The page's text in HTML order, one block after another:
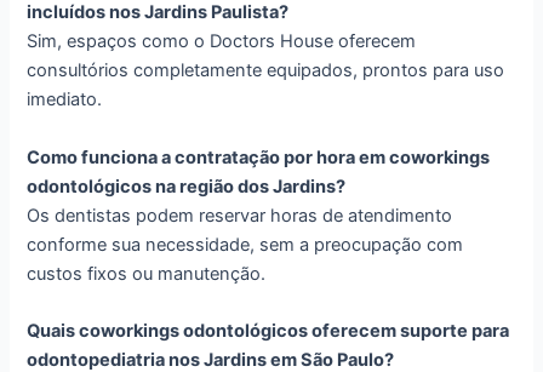
incluídos nos Jardins Paulista?
Sim, espaços como o Doctors House oferecem
consultórios completamente equipados, prontos para uso
imediato.
Como funciona a contratação por hora em coworkings
odontológicos na região dos Jardins?
Os dentistas podem reservar horas de atendimento
conforme sua necessidade, sem a preocupação com
custos fixos ou manutenção.
Quais coworkings odontológicos oferecem suporte para
odontopediatria nos Jardins em São Paulo?